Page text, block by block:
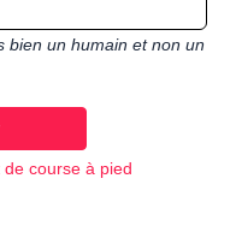
bien un humain et non un